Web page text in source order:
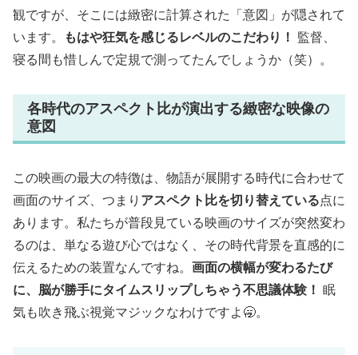
観ですが、そこには緻密に計算された「意図」が隠されて
います。
もはや狂気を感じるレベルのこだわり！
監督、
寝る間も惜しんで定規で測ってたんでしょうか（笑）。
各時代のアスペクト比が演出する緻密な映像の
意図
この映画の最大の特徴は、物語が展開する時代に合わせて
画面のサイズ、つまり アスペクト比を切り替えている点に
あります。私たちが普段見ている映画のサイズが突然変わ
るのは、単なる遊び心ではなく、その時代背景を直感的に
伝えるための装置なんですね。 画面の横幅が変わるたび
に、脳が勝手にタイムスリップしちゃう不思議体験！ 眠
気も吹き飛ぶ視覚マジックなわけですよ🥱。